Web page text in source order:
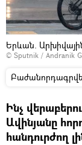
Երևան.
© Sputnik / Andranik
Ինչ
Ավինյանը
հանդուրժող